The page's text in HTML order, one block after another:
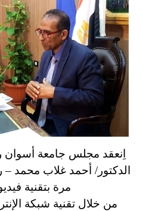
الدكتور/ أحمد غلاب محمد
مرة بتقنية
من خلال تقنية شبكة